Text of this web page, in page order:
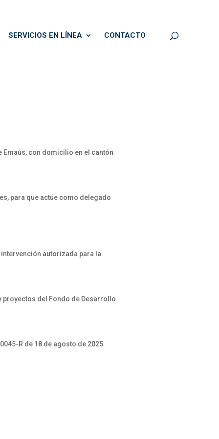
SERVICIOS EN LÍNEA CONTACTO
Emaús, con domicilio en el cantón
para que actúe como delegado
autorizada para la
proyectos del Fondo de Desarrollo
R de 18 de agosto de 2025